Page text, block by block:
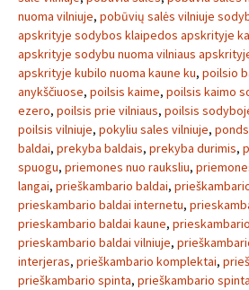
nuoma vilniuje, pobūvių salės vilniuje
apskrityje sodybos klaipedos apskrityje
apskrityje sodybu nuoma vilniaus
apskrityje kubilo nuoma kaune ku, poilsio
anykščiuose, poilsis kaime, poilsis kaimo
ezero, poilsis prie vilniaus, poilsis
poilsis vilniuje, pokyliu sales vilniuje,
baldai, prekyba baldais, prekyba durimis,
spuogu, priemones nuo rauksliu,
langai, prieškambario baldai,
prieskambario baldai internetu,
prieskambario baldai kaune,
prieskambario baldai vilniuje,
interjeras, prieškambario komplektai,
prieškambario spinta, prieškambario